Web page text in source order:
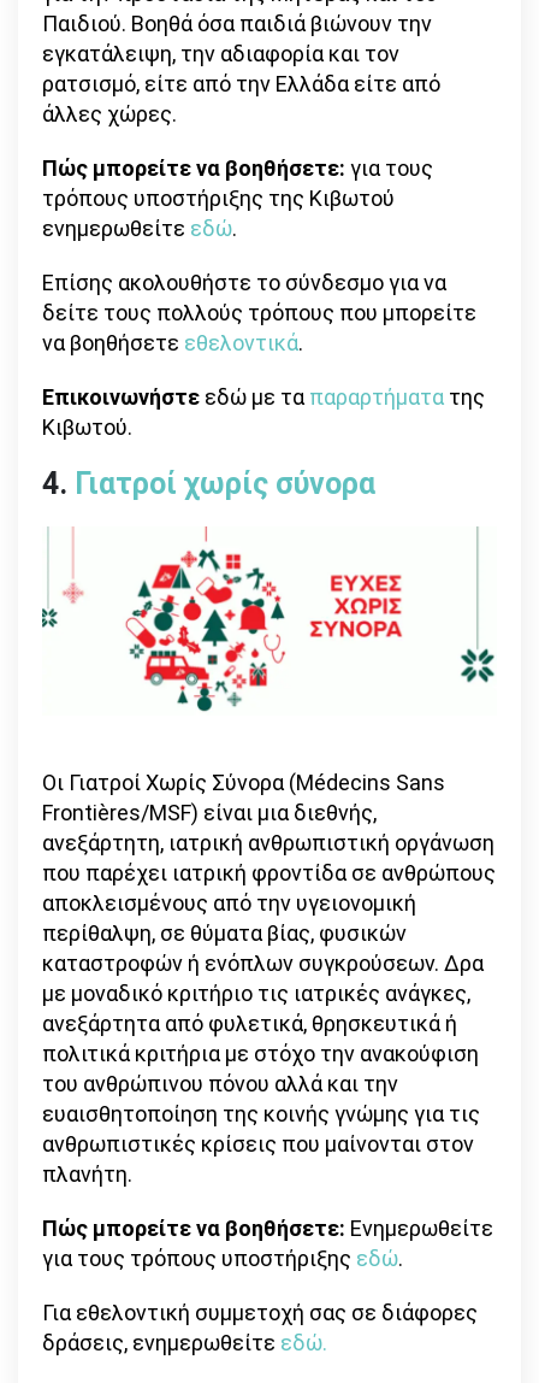
Παιδιού. Βοηθά όσα παιδιά βιώνουν την
εγκατάλειψη, την αδιαφορία και τον
ρατσισμό, είτε από την Ελλάδα είτε από
άλλες χώρες.
Πώς μπορείτε να βοηθήσετε: για τους
τρόπους υποστήριξης της Κιβωτού
ενημερωθείτε εδώ.
Επίσης ακολουθήστε το σύνδεσμο για να
δείτε τους πολλούς τρόπους που μπορείτε
να βοηθήσετε εθελοντικά.
Επικοινωνήστε εδώ με ταπαραρτήματα της
Κιβωτού.
4. Γιατροί χωρίς σύνορα
Οι Γιατροί Χωρίς Σύνορα (Médecins Sans
Frontières/MSF) είναι μια διεθνής,
ανεξάρτητη, ιατρική ανθρωπιστική οργάνωση
που παρέχει ιατρική φροντίδα σε ανθρώπους
αποκλεισμένους από την υγειονομική
περίθαλψη, σε θύματα βίας, φυσικών
καταστροφών ή ενόπλων συγκρούσεων. Δρα
με μοναδικό κριτήριο τις ιατρικές ανάγκες,
ανεξάρτητα από φυλετικά, θρησκευτικά ή
πολιτικά κριτήρια με στόχο την ανακούφιση
του ανθρώπινου πόνου αλλά και την
ευαισθητοποίηση της κοινής γνώμης για τις
ανθρωπιστικές κρίσεις που μαίνονται στον
πλανήτη.
Πώς μπορείτε να βοηθήσετε: Ενημερωθείτε
για τους τρόπους υποστήριξης εδώ.
Για εθελοντική συμμετοχή σας σε διάφορες
δράσεις, ενημερωθείτε εδώ.